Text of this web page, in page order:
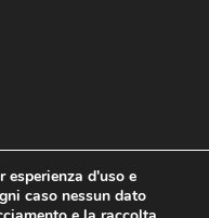
Contatti
d'uso e
caso nessun dato